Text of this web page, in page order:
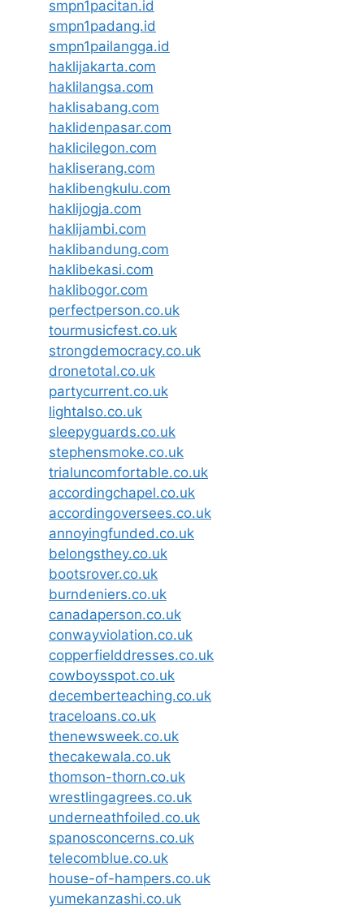
smpn1pacitan.id
smpn1padang.id
smpn1pailangga.id
haklijakarta.com
haklilangsa.com
haklisabang.com
haklidenpasar.com
haklicilegon.com
hakliserang.com
haklibengkulu.com
haklijogja.com
haklijambi.com
haklibandung.com
haklibekasi.com
haklibogor.com
perfectperson.co.uk
tourmusicfest.co.uk
strongdemocracy.co.uk
dronetotal.co.uk
partycurrent.co.uk
lightalso.co.uk
sleepyguards.co.uk
stephensmoke.co.uk
trialuncomfortable.co.uk
accordingchapel.co.uk
accordingoversees.co.uk
annoyingfunded.co.uk
belongsthey.co.uk
bootsrover.co.uk
burndeniers.co.uk
canadaperson.co.uk
conwayviolation.co.uk
copperfielddresses.co.uk
cowboysspot.co.uk
decemberteaching.co.uk
traceloans.co.uk
thenewsweek.co.uk
thecakewala.co.uk
thomson-thorn.co.uk
wrestlingagrees.co.uk
underneathfoiled.co.uk
spanosconcerns.co.uk
telecomblue.co.uk
house-of-hampers.co.uk
yumekanzashi.co.uk